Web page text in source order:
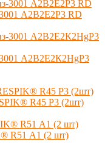
А2В2Е2Р3 RD
А2В2Е2К2HgР3
R45 Р3 (2шт)
R51 А1 (2 шт)